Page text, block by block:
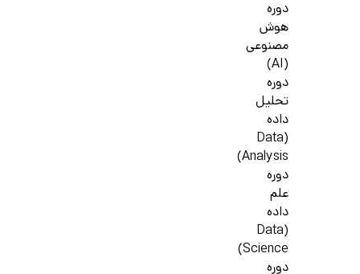
دوره
هوش
مصنوعی
(AI)
دوره
تحلیل
داده
(Data
Analysis)
دوره
علم
داده
(Data
Science)
دوره